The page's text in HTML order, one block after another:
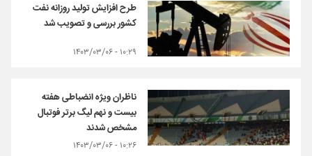
طرح افزایش تولید روزانه نفت
کشور بررسی و تصویب شد
۱۰:۲۹ - ۱۴۰۳/۰۳/۰۶
ناظران ویژه انضباطی هفته
بیست و نهم لیگ برتر فوتبال
مشخص شدند
۱۰:۲۶ - ۱۴۰۳/۰۳/۰۶